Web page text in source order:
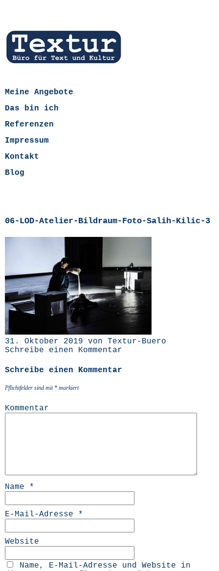
Meine Angebote
Das bin ich
Referenzen
Impressum
Kontakt
Blog
06-LOD-Atelier-Bildraum-Foto-Salih-Kilic‑3
31. Oktober 2019 von Textur-Buero
Schreibe einen Kommentar
Schreibe einen Kommentar
Pflichtfelder sind mit * markiert
Kommentar
Name *
E-Mail-Adresse *
Website
Name, E-Mail-Adresse und Website in